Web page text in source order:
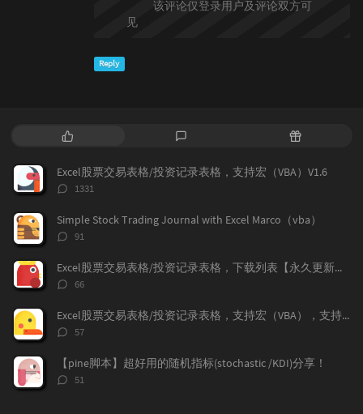
该评论仅登录用户及评论双方可
见
Reply
P
p
u
a
r
r
t
c
l
s
t
t
m
n
R
m
t
Excel股票交易表格/投资记录表格，支持宏（VBA）V1.6
评
数：
1331
Simple Stock Trading Journal with Excel Marco（vba）
评
数：
91
Excel股票交易表格/投资记录表格，下载列表【永久更新支持】
评
数：
66
Excel股票交易表格/投资记录表格，支持宏（VBA），支持加密货币兑换记录，更新V1.9
评
数：
57
【pine脚本】超好用的随机指标(stochastic /KDI)分享！
评
51